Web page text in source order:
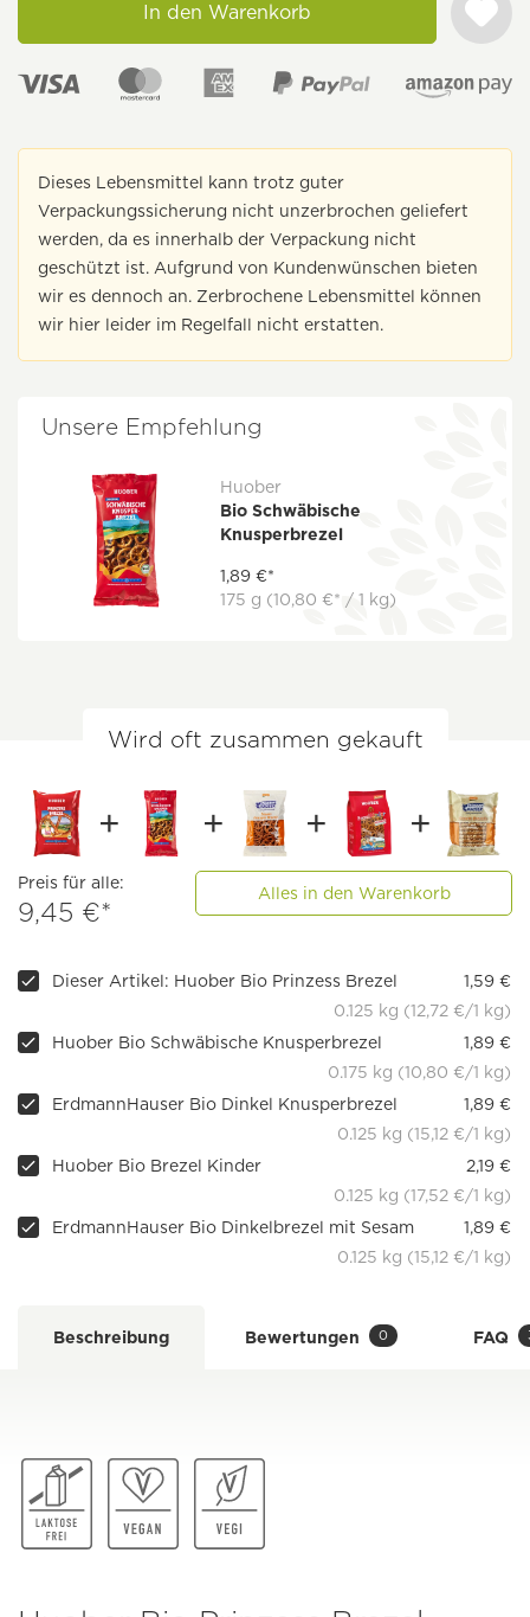
In den Warenkorb
Dieses Lebensmittel kann trotz guter
Verpackungssicherung nicht unzerbrochen geliefert
werden, da es innerhalb der Verpackung nicht
geschützt ist. Aufgrund von Kundenwünschen bieten
wir es dennoch an. Zerbrochene Lebensmittel können
wir hier leider im Regelfall nicht erstatten.
Unsere Empfehlung
Huober
Bio Schwäbische
Knusperbrezel
1,89 €*
175 g (10,80 €* / 1 kg)
Wird oft zusammen gekauft
Preis für alle:
9,45 €*
Alles in den Warenkorb
Dieser Artikel: Huober Bio Prinzess Brezel
1,59 €
0.125 kg (12,72 €/1 kg)
Huober Bio Schwäbische Knusperbrezel
1,89 €
0.175 kg (10,80 €/1 kg)
ErdmannHauser Bio Dinkel Knusperbrezel
1,89 €
0.125 kg (15,12 €/1 kg)
Huober Bio Brezel Kinder
2,19 €
0.125 kg (17,52 €/1 kg)
ErdmannHauser Bio Dinkelbrezel mit Sesam
1,89 €
0.125 kg (15,12 €/1 kg)
Beschreibung Bewertungen 0 FAQ